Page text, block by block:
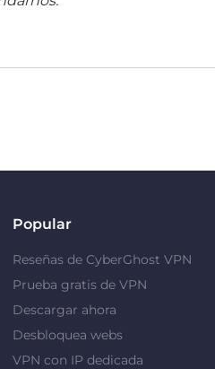
Popular
Reseñas de CyberGhost VPN
Prueba gratis de VPN
Descargar ahora
Desbloquea webs
VPN con IP dedicada